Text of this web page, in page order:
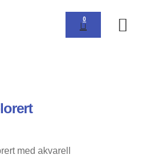
0
med akvarell